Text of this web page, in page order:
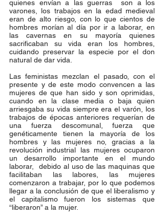
quienes envían a las guerras  son a los
varones, los trabajos en la edad medieval
eran de alto riesgo, con lo que cientos de
hombres morían al día por ir a laborar, en
las cavernas en su mayoría quienes
sacrificaban su vida eran los hombres,
cuidando preservar la especie por el don
natural de dar vida.
Las feministas mezclan el pasado, con el
presente y de este modo convencen a las
mujeres de que han sido y son oprimidas,
cuando en la clase media o baja quien
arriesgaba su vida siempre era el varón, los
trabajos de épocas anteriores requerían de
una fuerza descomunal, fuerza que
genéticamente tienen la mayoría de los
hombres y las mujeres no, gracias a la
revolución industrial las mujeres ocuparon
un desarrollo importante en el mundo
laborar,  debido al uso de las maquinas que
facilitaban las labores, las mujeres
comenzaron a trabajar, por lo que podemos
llegar a la conclusión de que el liberalismo y
el capitalismo fueron los sistemas que
“liberaron” a la mujer.